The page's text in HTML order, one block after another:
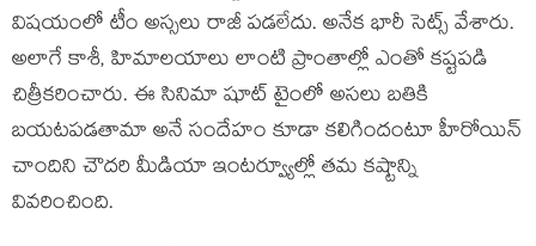
విషయంలో టీం అస్సలు రాజీ పడలేదు. అనేక భారీ సెట్స్ వేశారు.
అలాగే కాశీ, హిమాలయాలు లాంటి ప్రాంతాల్లో ఎంతో కష్టపడి
చిత్రీకరించారు. ఈ సినిమా షూట్ టైంలో అసలు బతికి
బయటపడతామా అనే సందేహం కూడా కలిగిందంటూ హీరోయిన్
చాందిని చౌదరి మీడియా ఇంటర్వ్యూల్లో తమ కష్టాన్ని
వివరించింది.